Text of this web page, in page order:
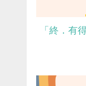
「終．有